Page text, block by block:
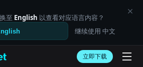
至 English 以查看对应语言内容？
继续使用 中文
立即下载